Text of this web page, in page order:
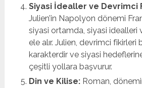
Siyasi İdealler ve Devrimci
Julien’in Napolyon dönemi
siyasi ortamda, siyasi idealleri
ele alır. Julien, devrimci fikirleri
karakterdir ve siyasi
çeşitli yollara başvurur.
Din ve Kilise:Roman,